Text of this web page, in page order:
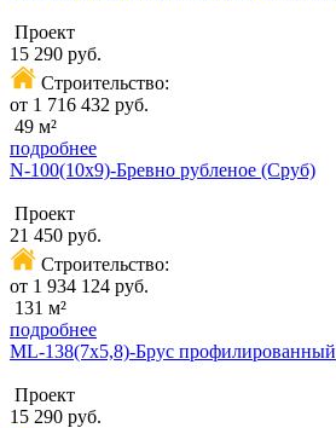
Проект
15 290 руб.
Строительство:
от 1 716 432 руб.
49 м²
подробнее
N-100(10х9)-Бревно рубленое (Сруб)
Проект
21 450 руб.
Строительство:
от 1 934 124 руб.
131 м²
подробнее
ML-138(7х5,8)-Брус профилированный
Проект
15 290 руб.